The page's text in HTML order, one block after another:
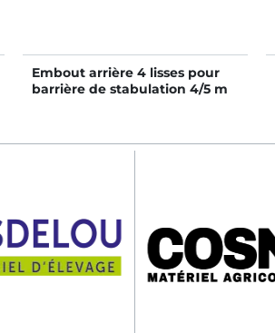
Embout arrière 4 lisses pour
barrière de stabulation 4/5 m